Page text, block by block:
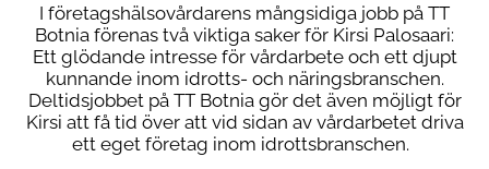
I företagshälsovårdarens mångsidiga jobb på TT
Botnia förenas två viktiga saker för Kirsi Palosaari:
Ett glödande intresse för vårdarbete och ett djupt
kunnande inom idrotts- och näringsbranschen.
Deltidsjobbet på TT Botnia gör det även möjligt för
Kirsi att få tid över att vid sidan av vårdarbetet driva
ett eget företag inom idrottsbranschen.